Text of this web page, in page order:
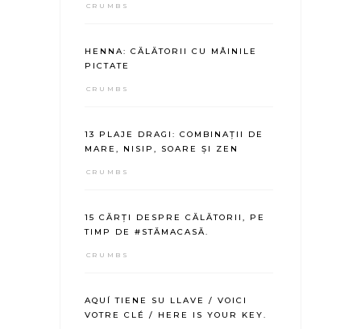
CRUMBS
HENNA: CĂLĂTORII CU MÂINILE
PICTATE
CRUMBS
13 PLAJE DRAGI: COMBINAȚII DE
MARE, NISIP, SOARE ȘI ZEN
CRUMBS
15 CĂRȚI DESPRE CĂLĂTORII, PE
TIMP DE #STĂMACASĂ.
CRUMBS
AQUÍ TIENE SU LLAVE / VOICI
VOTRE CLÉ / HERE IS YOUR KEY.